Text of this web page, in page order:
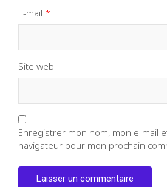
E-mail *
Site web
Enregistrer mon nom, mon e-mail
navigateur pour mon prochain